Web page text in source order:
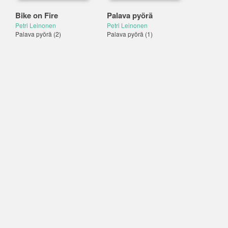
Bike on Fire
Petri Leinonen
Palava pyörä (2)
Palava pyörä
Petri Leinonen
Palava pyörä (1)